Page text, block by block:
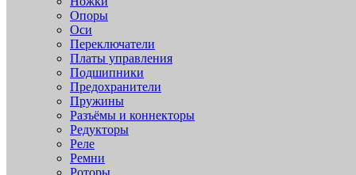
Опоры
Оси
Переключатели
Платы управления
Подшипники
Предохранители
Пружины
Разъёмы и коннекторы
Редукторы
Реле
Ремни
Роторы